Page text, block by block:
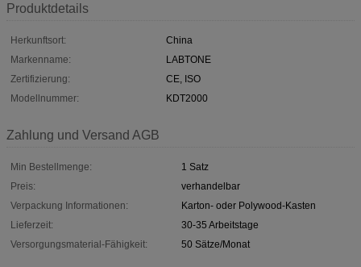
Produktdetails
Herkunftsort:
China
Markenname:
LABTONE
Zertifizierung:
CE, ISO
Modellnummer:
KDT2000
Zahlung und Versand AGB
Min Bestellmenge:
1 Satz
Preis:
verhandelbar
Verpackung Informationen:
Karton- oder Polywood-Kasten
Lieferzeit:
30-35 Arbeitstage
Versorgungsmaterial-Fähigkeit:
50 Sätze/Monat